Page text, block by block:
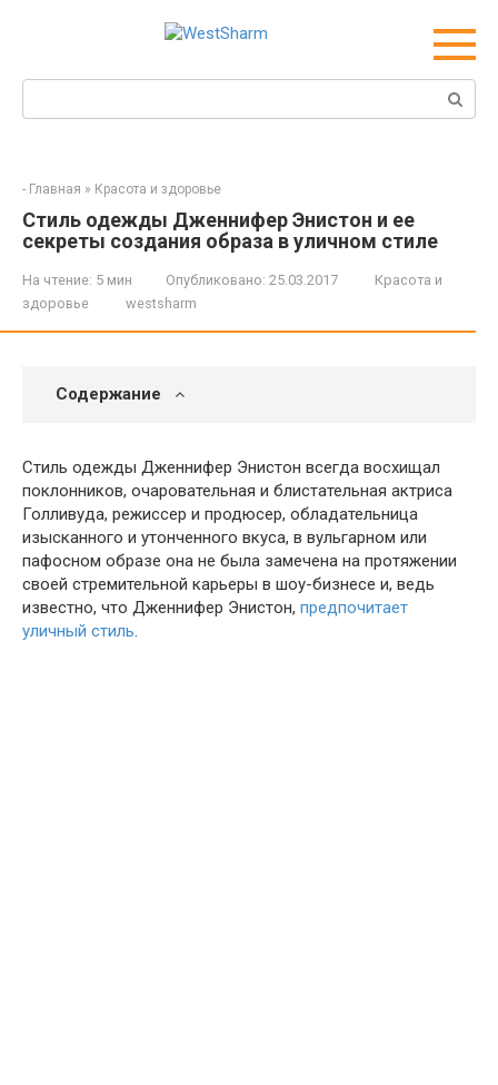
- Главная » Красота и здоровье
Стиль одежды Дженнифер Энистон и ее
секреты создания образа в уличном стиле
На чтение: 5 мин Опубликовано: 25.03.2017
Красота и
здоровье
westsharm
Содержание
Стиль одежды Дженнифер Энистон всегда восхищал
поклонников, очаровательная и блистательная актриса
Голливуда, режиссер и продюсер, обладательница
изысканного и утонченного вкуса, в вульгарном или
пафосном образе она не была замечена на протяжении
своей стремительной карьеры в шоу-бизнесе и, ведь
известно, что Дженнифер Энистон, предпочитает
уличный стиль.